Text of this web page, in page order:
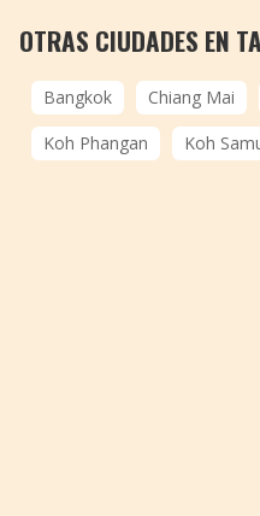
OTRAS CIUDADES EN
Bangkok Chiang Mai
Koh Phangan
Koh